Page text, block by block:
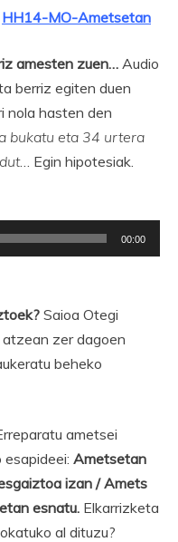
HH14-MO-Ametsetan
amesten zuen… Audio
berriz egiten duen
nola hasten den
bukatu eta 34 urtera
… Egin hipotesiak.
00:00
Saioa Otegi
zer dagoen
beheko
ametsei
Ametsetan
izan / Amets
esnatu. Elkarrizketa
al dituzu?